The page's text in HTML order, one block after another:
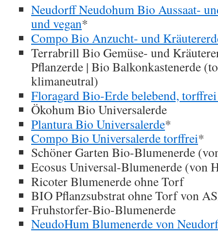
Neudorff Neudohum Bio Aussaat-
und vegan*
Compo Bio Anzucht- und
Terrabrill Bio Gemüse- und
Pflanzerde | Bio Balkonkastenerde
klimaneutral)
Floragard Bio-Erde belebend,
Ökohum Bio Universalerde
Plantura Bio Universalerde*
Compo Bio Universalerde torffrei*
Schöner Garten Bio-Blumenerde
Ecosus Universal-Blumenerde (von
Ricoter Blumenerde ohne Torf
BIO Pflanzsubstrat ohne Torf von
Fruhstorfer-Bio-Blumenerde
NeudoHum Blumenerde von